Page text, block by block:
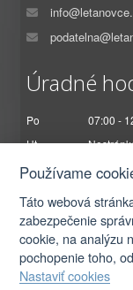
Úradné
Po 07:00 -
Ut
St
07:00 -
Pi
07:00 -
Používame
Táto webová
zabezpečenie
cookie, na analýzu
pochopenie toho,
Nastaviť cookies